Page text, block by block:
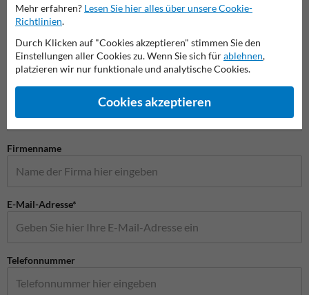
Sicherheitsspiegel
Stellen Sie Ihre Frage an VerkehrsspiegelKaufen.de
Name*
Firmenname
E-Mail-Adresse*
Telefonnummer
Mehr erfahren? Lesen Sie hier alles über unsere Cookie-
Richtlinien.
Durch Klicken auf "Cookies akzeptieren" stimmen Sie den
Einstellungen aller Cookies zu. Wenn Sie sich fürablehnen,
platzieren wir nur funktionale und analytische Cookies.
Cookies akzeptieren